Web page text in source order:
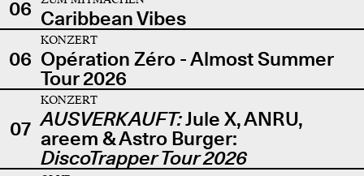
06 Caribbean Vibes
06
KONZERT
Opération Zéro - Almost Summer
Tour 2026
07
KONZERT
AUSVERKAUFT:Jule X, ANRU,
areem & Astro Burger:
DiscoTrapper Tour 2026